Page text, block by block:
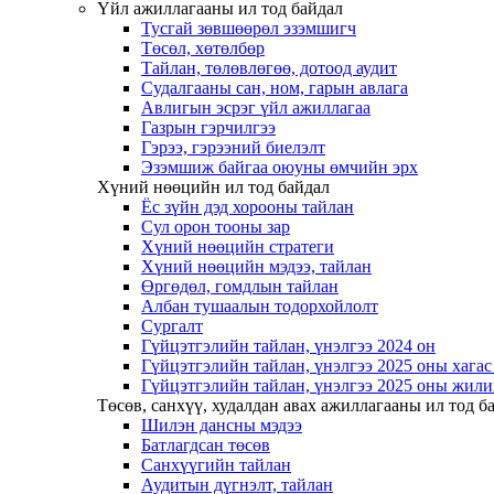
Үйл ажиллагааны ил тод байдал
Тусгай зөвшөөрөл эзэмшигч
Төсөл, хөтөлбөр
Тайлан, төлөвлөгөө, дотоод аудит
Судалгааны сан, ном, гарын авлага
Авлигын эсрэг үйл ажиллагаа
Газрын гэрчилгээ
Гэрээ, гэрээний биелэлт
Эзэмшиж байгаа оюуны өмчийн эрх
Хүний нөөцийн ил тод байдал
Ёс зүйн дэд хорооны тайлан
Сул орон тооны зар
Хүний нөөцийн стратеги
Хүний нөөцийн мэдээ, тайлан
Өргөдөл, гомдлын тайлан
Албан тушаалын тодорхойлолт
Сургалт
Гүйцэтгэлийн тайлан, үнэлгээ 2024 он
Гүйцэтгэлийн тайлан, үнэлгээ 2025 оны
Гүйцэтгэлийн тайлан, үнэлгээ 2025 оны
Төсөв, санхүү, худалдан авах ажиллагааны ил тод
Шилэн дансны мэдээ
Батлагдсан төсөв
Санхүүгийн тайлан
Аудитын дүгнэлт, тайлан